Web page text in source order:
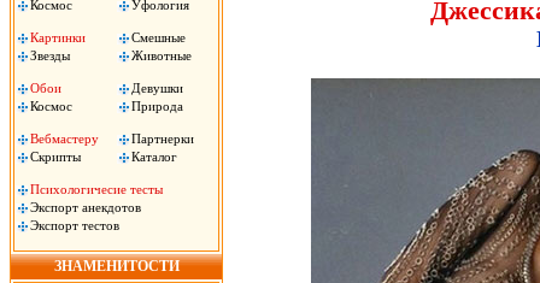
Космос
Уфология
Картинки
Смешные
Звезды
Животные
Обои
Девушки
Космос
Природа
Вебмастеру
Партнерки
Скрипты
Каталог
Психологичесие тесты
Экспорт анекдотов
Экспорт тестов
ЗНАМЕНИТОСТИ